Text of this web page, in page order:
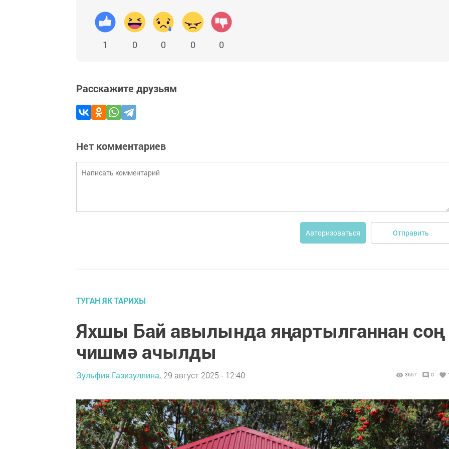
1 0 0 0 0
Расскажите друзьям
Нет комментариев
Авторизоваться Отправить
ТУГАН ЯК ТАРИХЫ
Яхшы Бай авылында яңартылганнан соң
чишмә ачылды
Зульфия Газизуллина, 29 август 2025 - 12:40 3657 0